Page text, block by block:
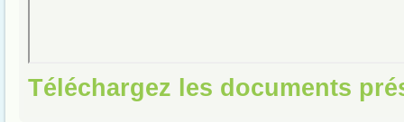
Téléchargez les documents